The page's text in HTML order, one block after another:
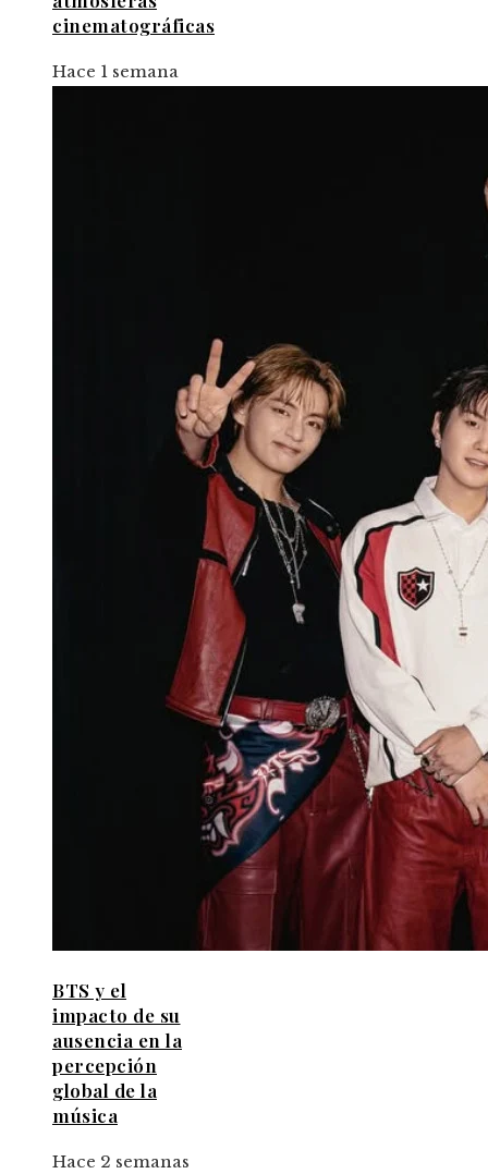
cinematográficas
Hace 1 semana
BTS y el
impacto de su
ausencia en la
percepción
global de la
música
Hace 2 semanas